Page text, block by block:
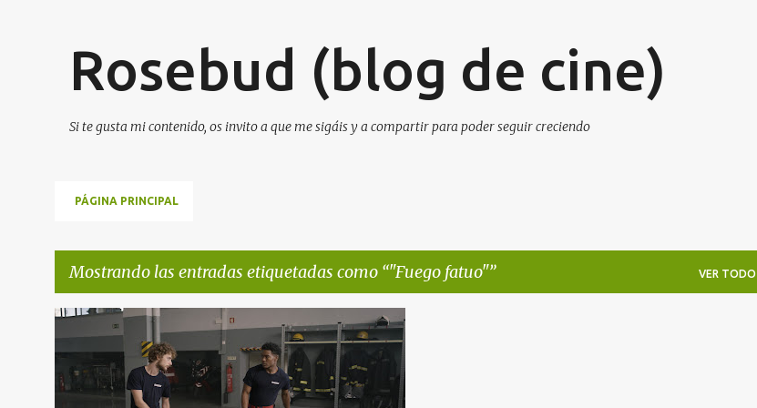
Rosebud (blog de cine)
Si te gusta mi contenido, os invito a que me sigáis y a compartir para poder seguir creciendo
PÁGINA PRINCIPAL
Mostrando las entradas etiquetadas como "Fuego fatuo" VER TODO
E
t
"FUEGO FATUO" DE JOAO PEDRO RODRIGUES +1